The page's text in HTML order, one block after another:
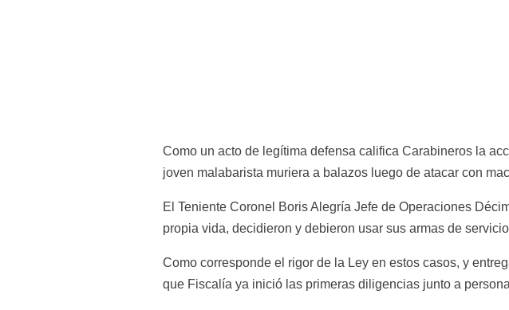
Como un acto de legítima defensa califica Carabineros la
joven malabarista muriera a balazos luego de atacar con
El Teniente Coronel Boris Alegría Jefe de Operaciones
propia vida, decidieron y debieron usar sus armas de
Como corresponde el rigor de la Ley en estos casos, y
que Fiscalía ya inició las primeras diligencias junto a